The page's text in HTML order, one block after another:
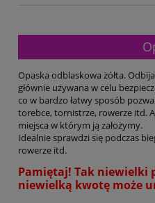
Opaska odblaskowa żółta.
głównie używana w celu
co w bardzo łatwy sposób
torebce, tornistrze, rowerze itd.
miejsca w którym ją założymy.
Idealnie sprawdzi się podczas
rowerze itd.
Pamiętaj! Tak niewielki
niewielką kwotę może